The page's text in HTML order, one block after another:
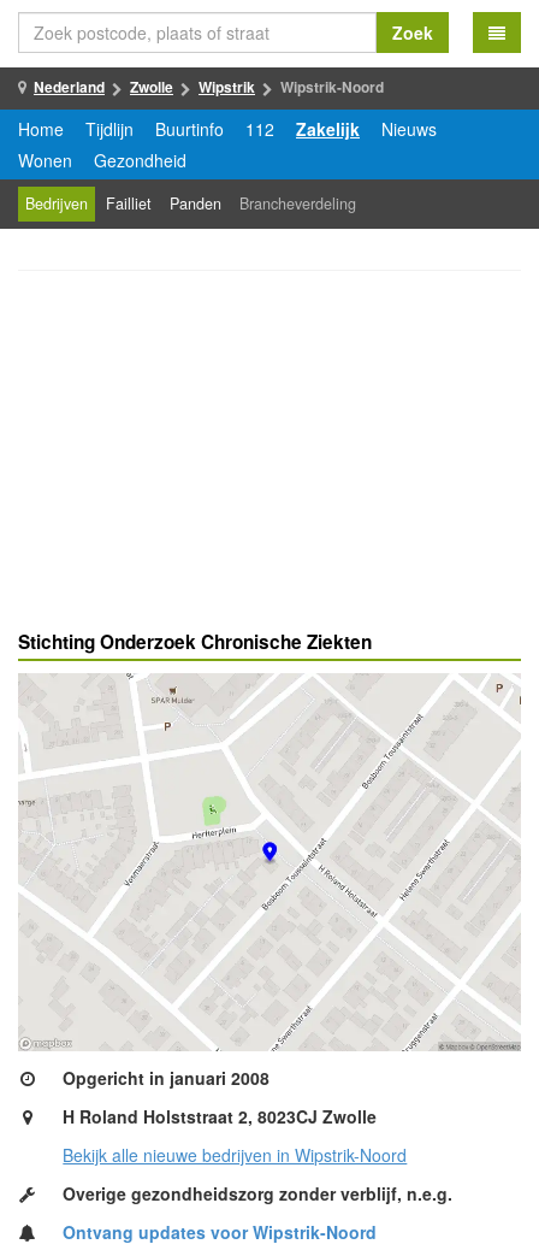
Zoek
Nederland Zwolle Wipstrik Wipstrik-Noord
Home Tijdlijn Buurtinfo 112 Zakelijk
Nieuws
Wonen
Gezondheid
Bedrijven Failliet Panden Brancheverdeling
Stichting Onderzoek Chronische Ziekten
Opgericht in januari 2008
H Roland Holststraat 2, 8023CJ Zwolle
Bekijk alle nieuwe bedrijven in Wipstrik-Noord
Overige gezondheidszorg zonder verblijf, n.e.g.
Ontvang updates voor Wipstrik-Noord